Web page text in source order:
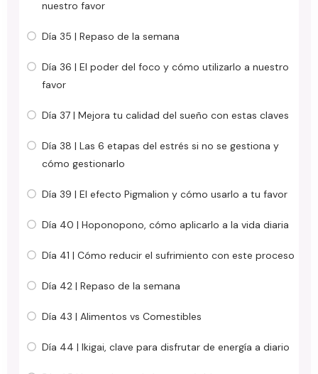
nuestro favor
Día 35 | Repaso de la semana
Día 36 | El poder del foco y cómo utilizarlo a nuestro
favor
Día 37 | Mejora tu calidad del sueño con estas claves
Día 38 | Las 6 etapas del estrés si no se gestiona y
cómo gestionarlo
Día 39 | El efecto Pigmalion y cómo usarlo a tu favor
Día 40 | Hoponopono, cómo aplicarlo a la vida diaria
Día 41 | Cómo reducir el sufrimiento con este proceso
Día 42 | Repaso de la semana
Día 43 | Alimentos vs Comestibles
Día 44 | Ikigai, clave para disfrutar de energía a diario